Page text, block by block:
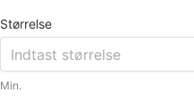
Størrelse
Min.